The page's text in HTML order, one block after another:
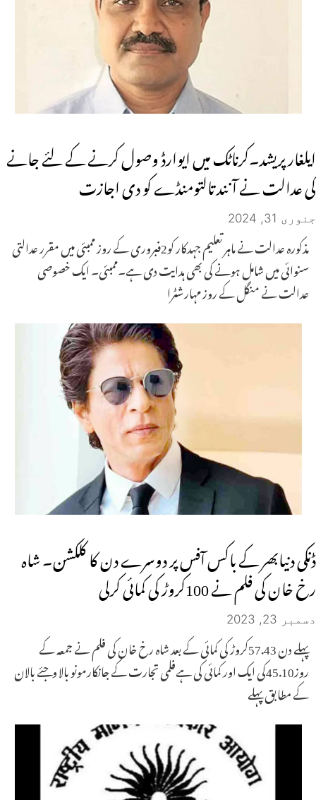
ایلغار پریشد۔کرناٹک میں ایوارڈ وصول کرنے کے لئے جانے
کی عدالت نے آنند تالتومنڈے کو دی اجازت
جنوری 31, 2024
مذکورہ عدالت نے ماہر تعلیم جہدکار کو2فبروری کے روز ممبئی میں مقرر عدالتی
سنوائی میں شامل ہونے کی بھی ہدایت دی ہے۔ممبئی۔ ایک خصوصی
عدالت نے منگل کے روز مہارشٹرا
ڈنکی دنیابھر کے باکس آفس پر دوسرے دن کا کلکشن۔ شاہ
رخ خان کی فلم نے 100کروڑ کی کمائی کرلی
دسمبر 23, 2023
پہلے دن 57.43کروڑ کی کمائی کے بعد شاہ رخ خان کی فلم نے جمعہ کے
روز45.10کی ایک اور کمائی کی ہےفلمی تجارت کے جانکارمونو بالا وجئے بالان
کے مطابق پہلے